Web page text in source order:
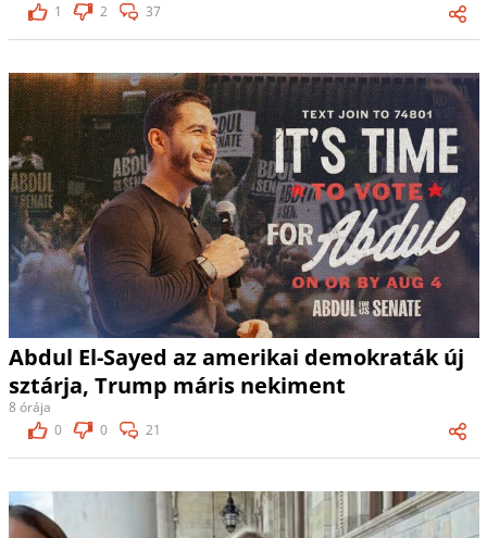
1
2 37
Abdul El-Sayed az amerikai demokraták új
sztárja, Trump máris nekiment
8 órája
0
0 21